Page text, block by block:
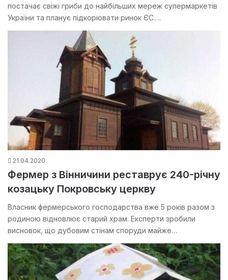
постачає свіжі гриби до найбільших мереж супермаркетів
України та планує підкорювати ринок ЄС.…
21.04.2020
Фермер з Вінничини реставрує 240-річну
козацьку Покровську церкву
Власник фермерського господарства вже 5 років разом з
родиною відновлює старий храм. Експерти зробили
висновок, що дубовим стінам споруди майже…